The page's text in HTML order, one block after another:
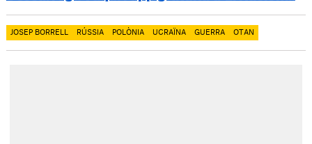
JOSEP BORRELL RÚSSIA POLÒNIA UCRAÏNA GUERRA OTAN